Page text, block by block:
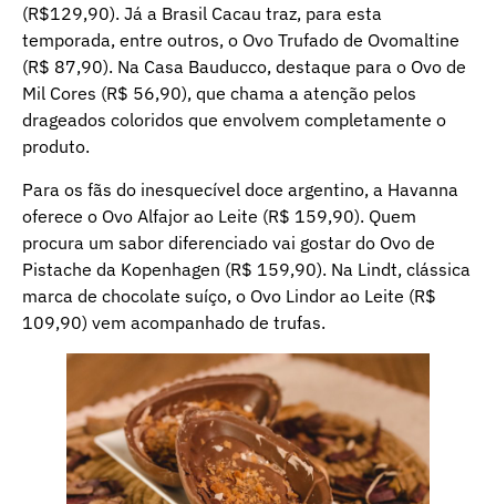
(R$129,90). Já a Brasil Cacau traz, para esta
temporada, entre outros, o Ovo Trufado de Ovomaltine
(R$ 87,90). Na Casa Bauducco, destaque para o Ovo de
Mil Cores (R$ 56,90), que chama a atenção pelos
drageados coloridos que envolvem completamente o
produto.
Para os fãs do inesquecível doce argentino, a Havanna
oferece o Ovo Alfajor ao Leite (R$ 159,90). Quem
procura um sabor diferenciado vai gostar do Ovo de
Pistache da Kopenhagen (R$ 159,90). Na Lindt, clássica
marca de chocolate suíço, o Ovo Lindor ao Leite (R$
109,90) vem acompanhado de trufas.